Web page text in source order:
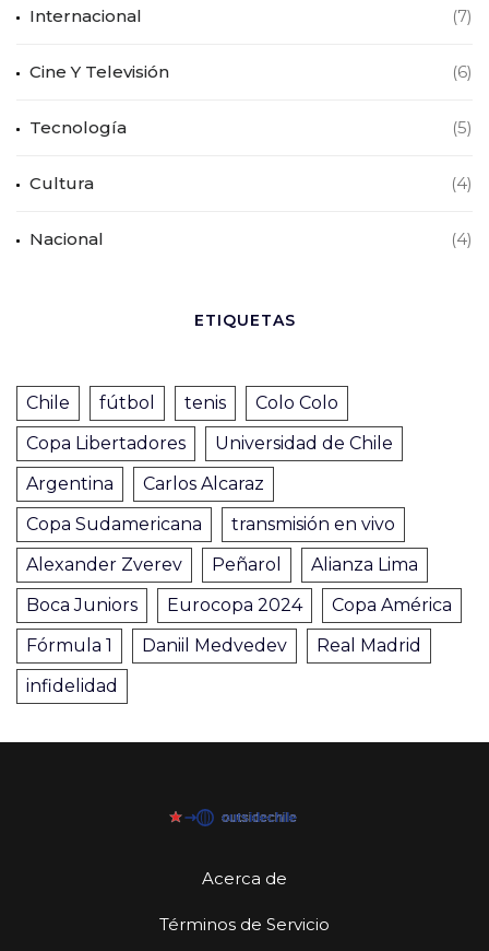
Internacional (7)
Cine Y Televisión (6)
Tecnología (5)
Cultura (4)
Nacional (4)
ETIQUETAS
Chile fútbol tenis
Colo Colo
Copa Libertadores
Universidad de Chile
Argentina
Carlos Alcaraz
Copa Sudamericana
transmisión en vivo
Alexander Zverev
Peñarol
Alianza Lima
Boca Juniors
Eurocopa 2024
Copa América
Fórmula 1
Daniil Medvedev
Real Madrid
infidelidad
Acerca de
Términos de Servicio